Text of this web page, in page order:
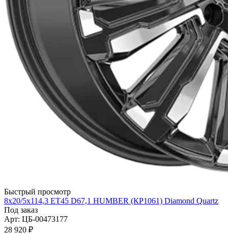
Быстрый просмотр
8x20/5x114,3 ET45 D67,1 HUMBER (КР1061) Diamond Quartz
Под заказ
Арт: ЦБ-00473177
28 920 ₽